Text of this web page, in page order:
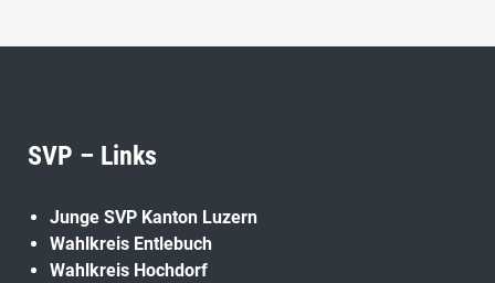
SVP – Links
Junge SVP Kanton Luzern
Wahlkreis Entlebuch
Wahlkreis Hochdorf